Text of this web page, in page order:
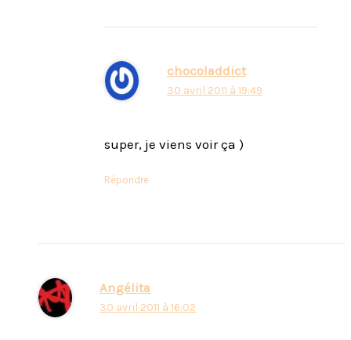
chocoladdict
30 avril 2011 à 19:49
super, je viens voir ça )
Répondre
Angélita
30 avril 2011 à 16:02